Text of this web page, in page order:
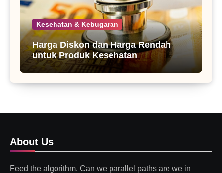
Kesehatan & Kebugaran
Harga Diskon dan Harga Rendah
untuk Produk Kesehatan
About Us
Feed the algorithm. Can we parallel paths are we in